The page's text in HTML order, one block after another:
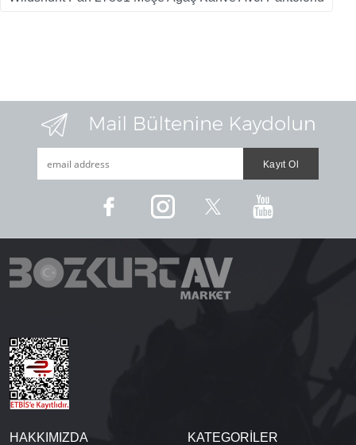
HAKKIMIZDA KATEGORİLER